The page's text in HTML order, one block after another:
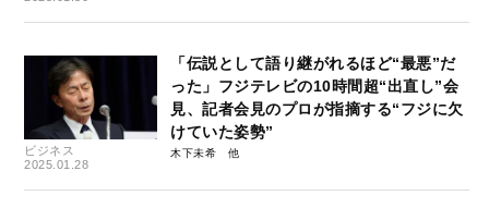
ビジネス
2025.01.28
「伝説として語り継がれるほど“最悪”だ
った」フジテレビの10時間超“出直し”会
見、記者会見のプロが指摘する“フジに欠
けていた姿勢”
木下未希